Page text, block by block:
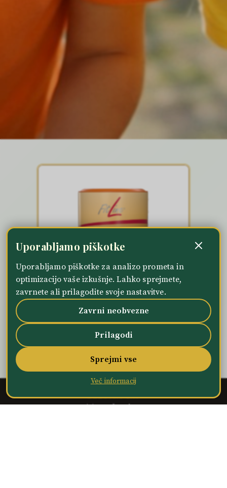
PowerCocktail Junior
DELOVNI ČAS
Termini masaž po dogovoru
Uporabljamo piškotke
Uporabljamo piškotke za analizo prometa in
optimizacijo vaše izkušnje. Lahko sprejmete,
zavrnete ali prilagodite svoje nastavitve.
Zavrni neobvezne
Prilagodi
Sprejmi vse
Več informacij